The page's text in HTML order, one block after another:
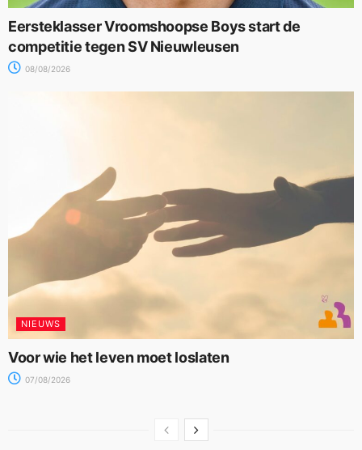
Eersteklasser Vroomshoopse Boys start de
competitie tegen SV Nieuwleusen
08/08/2026
NIEUWS
Voor wie het leven moet loslaten
07/08/2026